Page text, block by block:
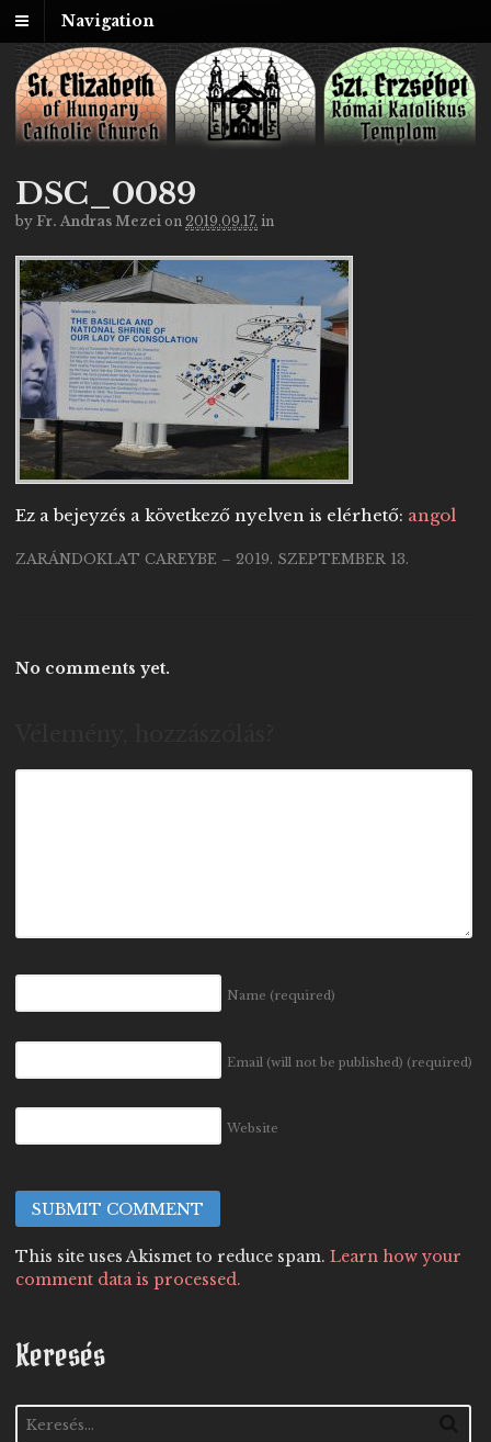
Navigation
DSC_0089
by Fr. Andras Mezei on 2019.09.17. in
Ez a bejeyzés a következő nyelven is elérhető: angol
ZARÁNDOKLAT CAREYBE – 2019. SZEPTEMBER 13.
No comments yet.
Name (required)
Email (will not be published) (required)
Website
This site uses Akismet to reduce spam. Learn how your
comment data is processed.
Keresés